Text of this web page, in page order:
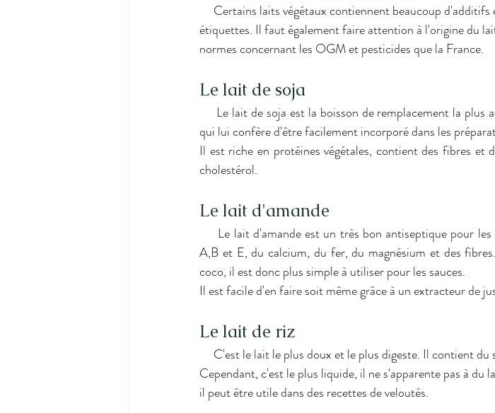
étiquettes. Il faut également faire attention à l'origine du
normes concernant les OGM et pesticides que la France.
Le lait de soja
qui lui confère d'être facilement incorporé dans les
Il est riche en protéines végétales, contient des fibres et
cholestérol.
Le lait d'amande
A,B et E, du calcium, du fer, du magnésium et des
coco, il est donc plus simple à utiliser pour les sauces.
Il est facile d'en faire soit même grâce à un extracteur de
Le lait de riz
Cependant, c'est le plus liquide, il ne s'apparente pas à du
il peut être utile dans des recettes de veloutés.